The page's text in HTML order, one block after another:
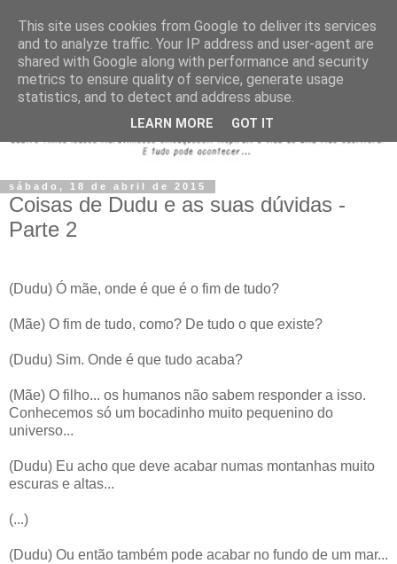
sábado, 18 de abril de 2015
Coisas de Dudu e as suas dúvidas -
Parte 2
(Dudu) Ó mãe, onde é que é o fim de tudo?
(Mãe) O fim de tudo, como? De tudo o que existe?
(Dudu) Sim. Onde é que tudo acaba?
(Mãe) O filho... os humanos não sabem responder a isso.
Conhecemos só um bocadinho muito pequenino do
universo...
(Dudu) Eu acho que deve acabar numas montanhas muito
escuras e altas...
(...)
(Dudu) Ou então também pode acabar no fundo de um mar...
This site uses cookies from Google to deliver its services
and to analyze traffic. Your IP address and user-agent are
shared with Google along with performance and security
metrics to ensure quality of service, generate usage
statistics, and to detect and address abuse.
LEARN MORE GOT IT